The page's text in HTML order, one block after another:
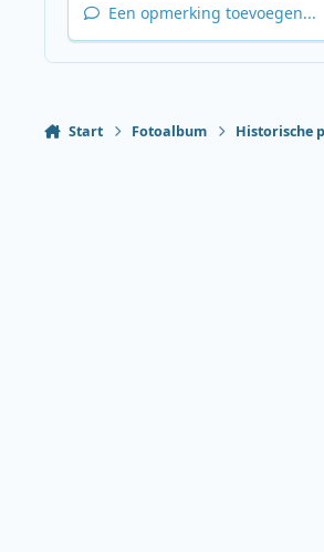
Een opmerking toevoegen...
Start Fotoalbum Historische